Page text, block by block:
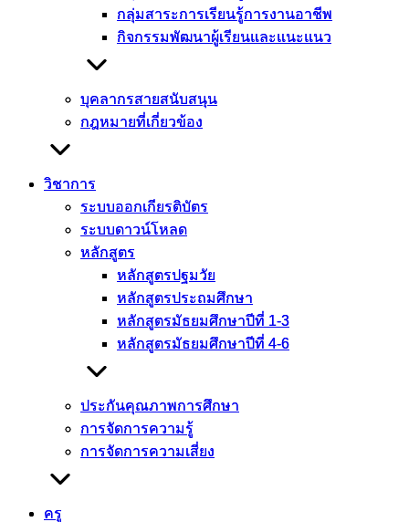
กลุ่มสาระการเรียนรู้การงานอาชีพ
กิจกรรมพัฒนาผู้เรียนและแนะแนว
บุคลากรสายสนับสนุน
กฎหมายที่เกี่ยวข้อง
วิชาการ
ระบบออกเกียรติบัตร
ระบบดาวน์โหลด
หลักสูตร
หลักสูตรปฐมวัย
หลักสูตรประถมศึกษา
หลักสูตรมัธยมศึกษาปีที่ 1-3
หลักสูตรมัธยมศึกษาปีที่ 4-6
ประกันคุณภาพการศึกษา
การจัดการความรู้
การจัดการความเสี่ยง
ครู
กลุ่มสาระการเรียนรู้การงานอาชีพ
กิจกรรมพัฒนาผู้เรียนและแนะแนว
บุคลากรสายสนับสนุน
กฎหมายที่เกี่ยวข้อง
วิชาการ
ระบบออกเกียรติบัตร
ระบบดาวน์โหลด
หลักสูตร
หลักสูตรปฐมวัย
หลักสูตรประถมศึกษา
หลักสูตรมัธยมศึกษาปีที่ 1-3
หลักสูตรมัธยมศึกษาปีที่ 4-6
ประกันคุณภาพการศึกษา
การจัดการความรู้
การจัดการความเสี่ยง
ครู